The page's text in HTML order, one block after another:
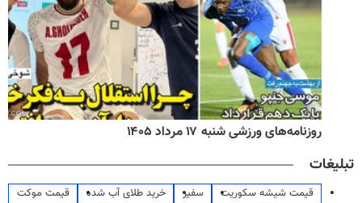
روزنامه‌های ورزشی شنبه ۱۷ مرداد ۱۴۰۵
تبلیغات
قیمت شیشه سکوریت سفیر خرید طلای آب شده
قیمت موکت